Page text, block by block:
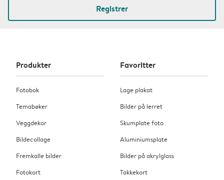
Registrer
Produkter
Fotobok
Temabøker
Veggdekor
Bildecollage
Fremkalle bilder
Fotokort
Favoritter
Lage plakat
Bilder på lerret
Skumplate foto
Aluminiumsplate
Bilder på akrylglass
Takkekort